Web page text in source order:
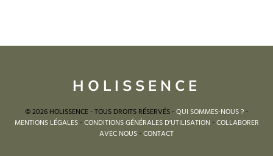
HOLISSENCE
© 2026 HOLISSENCE - TOUS DROITS RÉSERVÉS -QUI SOMMES-NOUS ?-
MENTIONS LÉGALES-CONDITIONS GÉNÉRALES D'UTILISATION-COLLABORER
AVEC NOUS-CONTACT